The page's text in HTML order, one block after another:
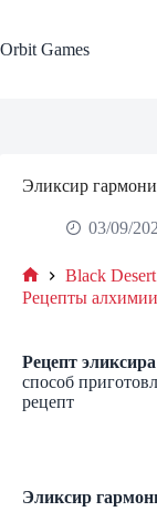
content
Orbit Games
Эликсир
03/09/
Home
Black Desert
Рецепты
Рецепт эликсира
способ
рецепт
Эликсир